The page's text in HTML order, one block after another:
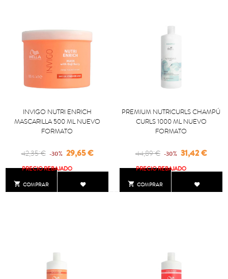
PRECIO REBAJADO
 COMPRAR
INVIGO NUTRI ENRICH
MASCARILLA 500 ML NUEVO
FORMATO
Regular
price
42,35 € -30% Precio
29,65 €
PRECIO REBAJADO
 COMPRAR
PREMIUM NUTRICURLS CHAMPÚ
CURLS 1000 ML NUEVO
FORMATO
Regular
price
44,89 € -30% Precio
31,42 €